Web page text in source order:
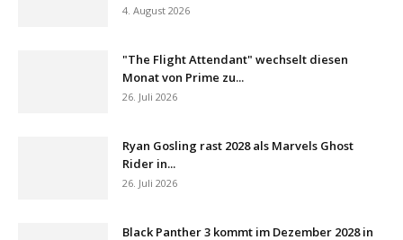
4. August 2026
"The Flight Attendant" wechselt diesen
Monat von Prime zu...
26. Juli 2026
Ryan Gosling rast 2028 als Marvels Ghost
Rider in...
26. Juli 2026
Black Panther 3 kommt im Dezember 2028 in